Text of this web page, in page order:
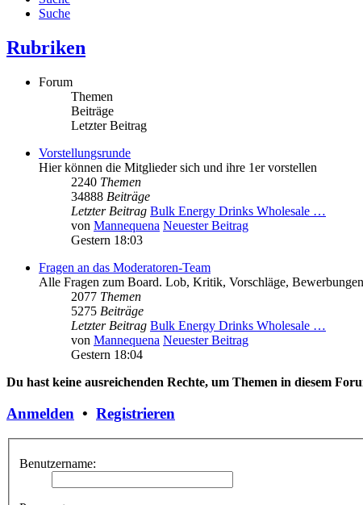
Suche
Rubriken
Forum
Themen
Beiträge
Letzter Beitrag
Vorstellungsrunde
Hier können die Mitglieder sich und ihre 1er vorstellen
2240 Themen
34888 Beiträge
Letzter Beitrag Bulk Energy Drinks Wholesale …
von Mannequena Neuester Beitrag
Gestern 18:03
Fragen an das Moderatoren-Team
Alle Fragen zum Board. Lob, Kritik, Vorschläge,
2077 Themen
5275 Beiträge
Letzter Beitrag Bulk Energy Drinks Wholesale …
von Mannequena Neuester Beitrag
Gestern 18:04
Du hast keine ausreichenden Rechte, um Themen in diesem
Anmelden • Registrieren
Benutzername: